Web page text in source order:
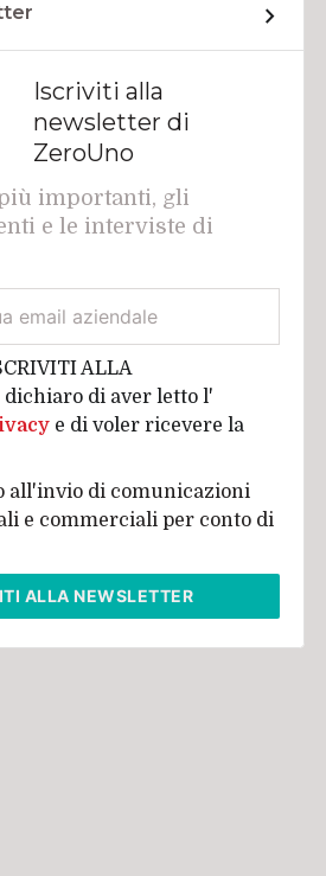
Iscriviti alla
newsletter di
ZeroUno
importanti, gli
e le interviste di
ALLA
dichiaro di aver letto l'
e di voler ricevere la
all'invio di comunicazioni
e commerciali per conto di
ALLA NEWSLETTER